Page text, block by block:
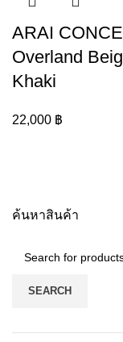
ค้นหาสินค้า
SEARCH
ARAI
Overland
Khaki
22,000 ฿